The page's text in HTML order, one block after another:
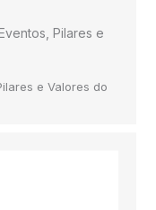
Pilares e
e Valores do